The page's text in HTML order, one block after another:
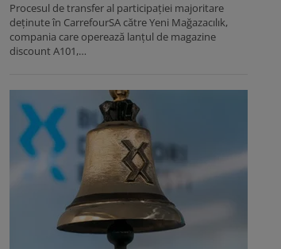
Procesul de transfer al participației majoritare
deținute în CarrefourSA către Yeni Mağazacılık,
compania care operează lanțul de magazine
discount A101,…